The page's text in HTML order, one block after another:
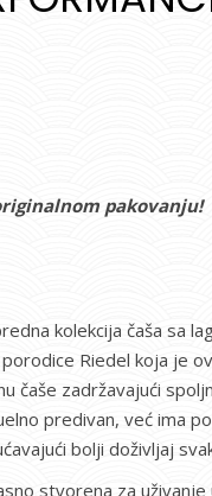
pakovanju!
kolekcija čaša sa
Riedel koja je
čaše zadržavajući
predivan, već ima
bolji doživljaj
stvorena za